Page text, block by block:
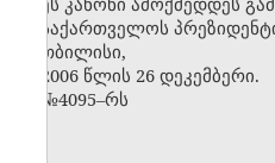
საქართველოს
თბილისი,
2006 წლის 26 დეკემბერი.
№4095–რს